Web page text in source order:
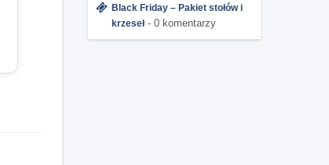
Black Friday – Pakiet stołów i
krzeseł- 0 komentarzy